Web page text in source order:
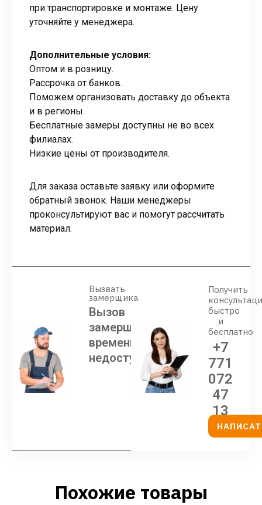
при транспортировке и монтаже. Цену
уточняйте у менеджера.
Дополнительные условия:
Оптом и в розницу.
Рассрочка от банков.
Поможем организовать доставку до объекта
и в регионы.
Бесплатные замеры доступны не во всех
филиалах.
Низкие цены от производителя.
Для заказа оставьте заявку или оформите
обратный звонок. Наши менеджеры
проконсультируют вас и помогут рассчитать
материал.
Вызвать
замерщика
Вызов
замерщика
временно
недоступен
Получить
быстро
и
бесплатно
+7
771
072
47
13
Похожие товары